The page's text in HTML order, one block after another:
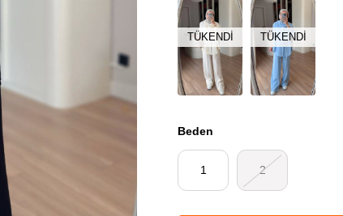
TÜKENDI TÜKENDI
Beden
1 2